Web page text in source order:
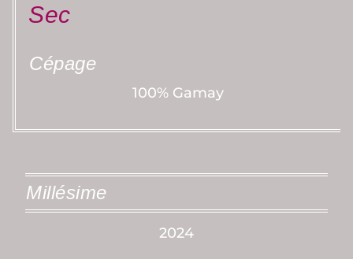
Sec
Cépage
100% Gamay
Millésime
2024